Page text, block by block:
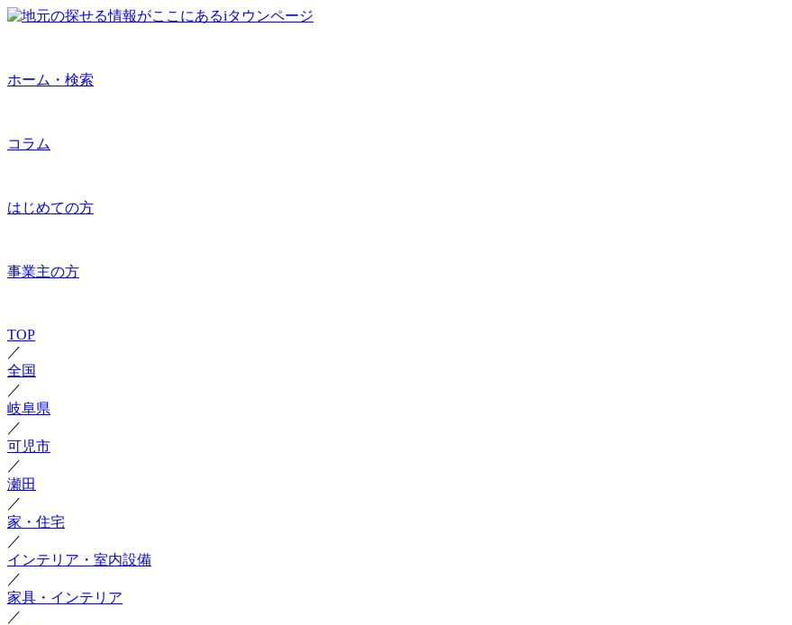
ホーム・検索
コラム
はじめての方
事業主の方
TOP
／
全国
／
岐阜県
／
可児市
／
瀬田
／
家・住宅
／
インテリア・室内設備
／
家具・インテリア
／